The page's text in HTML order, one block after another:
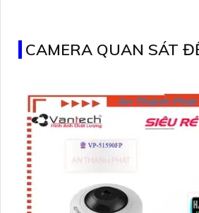
CAMERA QUAN SÁT